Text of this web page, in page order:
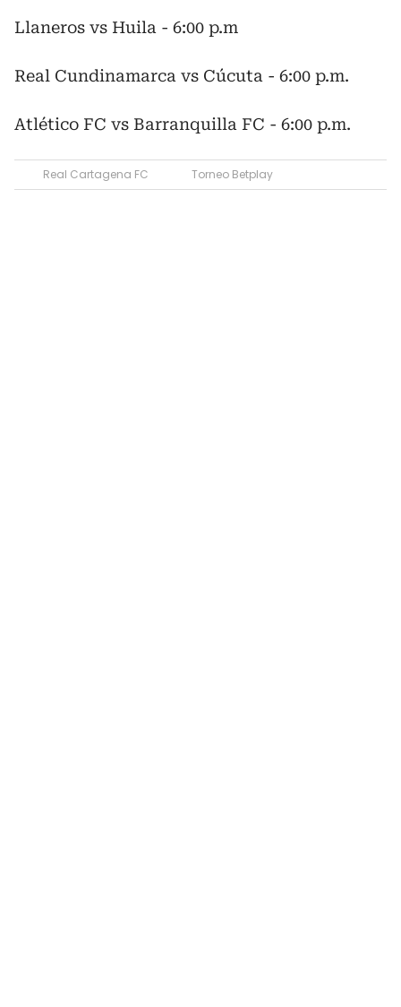
Llaneros vs Huila - 6:00 p.m
Real Cundinamarca vs Cúcuta - 6:00 p.m.
Atlético FC vs Barranquilla FC - 6:00 p.m.
Real Cartagena FC Torneo Betplay